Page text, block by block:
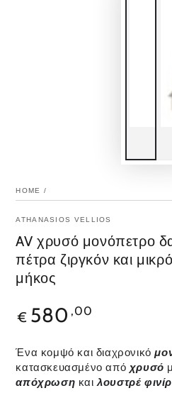
HOME /
ATHANASIOS VELLIOS
AV χρυσό μονόπετρο
πέτρα ζιργκόν και
μήκος
€ 580 ,00
Ένα κομψό και διαχρονικό
κατασκευασμένο από χρυσό
απόχρωση καιλουστρέ